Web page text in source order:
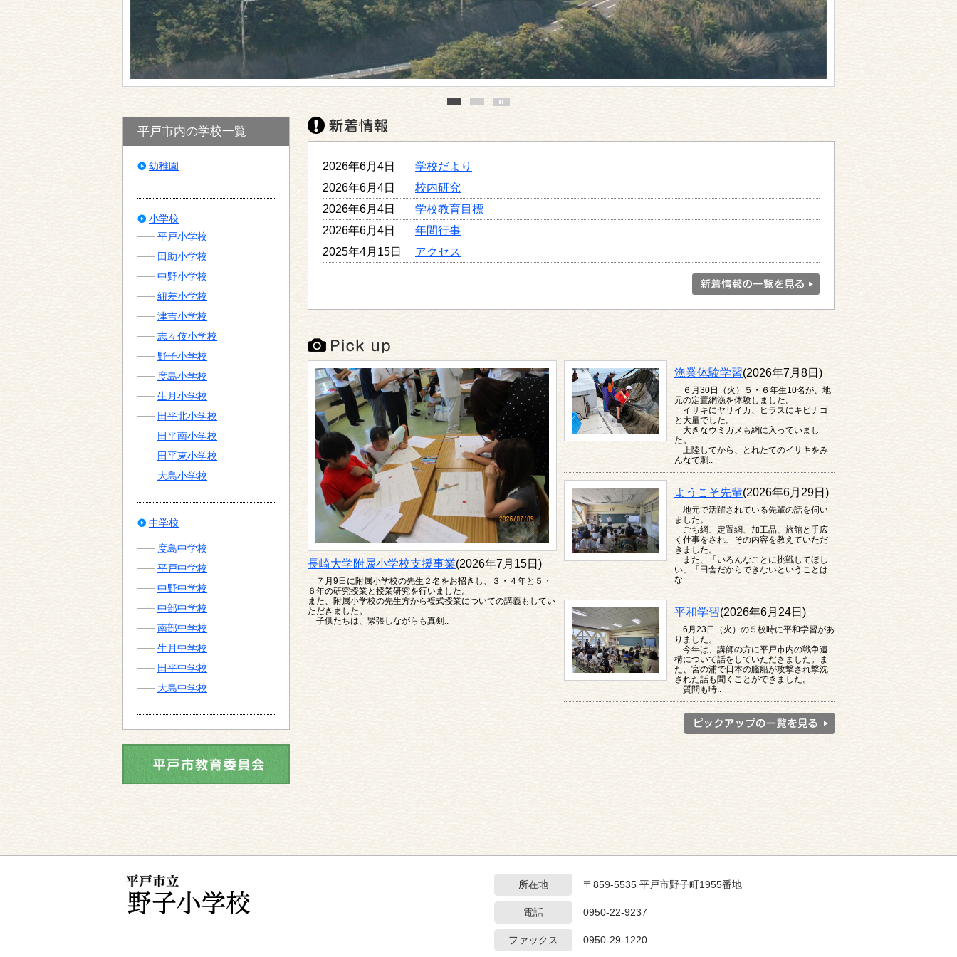
2026年6月4日
学校だより
2026年6月4日
校内研究
2026年6月4日
学校教育目標
2026年6月4日
年間行事
2025年4月15日
アクセス
長崎大学附属小学校支援事業(2026年7月15日)
７月9日に附属小学校の先生２名をお招きし、３・４年と５・
６年の研究授業と授業研究を行いました。
また、附属小学校の先生方から複式授業についての講義もしてい
ただきました。
子供たちは、緊張しながらも真剣..
漁業体験学習(2026年7月8日)
６月30日（火）５・６年生10名が、地
元の定置網漁を体験しました。
イサキにヤリイカ、ヒラスにキビナゴ
と大量でした。
大きなウミガメも網に入っていまし
た。
上陸してから、とれたてのイサキをみ
んなで刺..
ようこそ先輩(2026年6月29日)
地元で活躍されている先輩の話を伺い
ました。
ごち網、定置網、加工品、旅館と手広
く仕事をされ、その内容を教えていただ
きました。
また、「いろんなことに挑戦してほし
い」「田舎だからできないということは
な..
平和学習(2026年6月24日)
6月23日（火）の５校時に平和学習があ
りました。
今年は、講師の方に平戸市内の戦争遺
構について話をしていただきました。ま
た、宮の浦で日本の艦船が攻撃され撃沈
された話も聞くことができました。
質問も時..
平戸市内の学校一覧
幼稚園
小学校
平戸小学校
田助小学校
中野小学校
紐差小学校
津吉小学校
志々伎小学校
野子小学校
度島小学校
生月小学校
田平北小学校
田平南小学校
田平東小学校
大島小学校
中学校
度島中学校
平戸中学校
中野中学校
中部中学校
南部中学校
生月中学校
田平中学校
大島中学校
所在地 〒859-5535 平戸市野子町1955番地
電話 0950-22-9237
ファックス 0950-29-1220